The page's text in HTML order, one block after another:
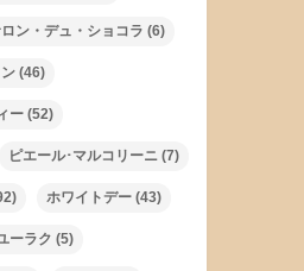
ン・デュ・ショコラ (6)
(46)
ー (52)
ピエール･マルコリーニ (7)
ホワイトデー (43)
ーラク (5)